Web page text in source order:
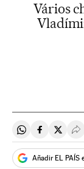
Vários
Compartir en
Compartir
Añadir EL PAÍS